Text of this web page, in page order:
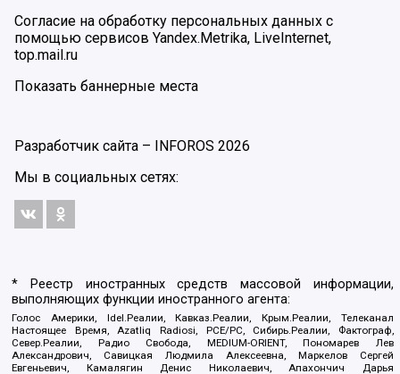
Согласие на обработку персональных данных с
помощью сервисов Yandex.Metrika, LiveInternet,
top.mail.ru
Показать баннерные места
Разработчик сайта – INFOROS 2026
Мы в социальных сетях:
* Реестр иностранных средств массовой информации,
выполняющих функции иностранного агента:
Голос Америки, Idel.Реалии, Кавказ.Реалии, Крым.Реалии, Телеканал
Настоящее Время, Azatliq Radiosi, PCE/PC, Сибирь.Реалии, Фактограф,
Север.Реалии, Радио Свобода, MEDIUM-ORIENT, Пономарев Лев
Александрович, Савицкая Людмила Алексеевна, Маркелов Сергей
Евгеньевич, Камалягин Денис Николаевич, Апахончич Дарья